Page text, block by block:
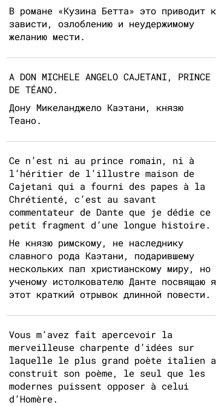
В романе «Кузина Бетта» это приводит к
зависти, озлоблению и неудержимому
желанию мести.
A DON MICHELE ANGELO CAJETANI, PRINCE
DE TÉANO.
Дону Микеланджело Каэтани, князю
Теано.
Ce n’est ni au prince romain, ni à
l’héritier de l’illustre maison de
Cajetani qui a fourni des papes à la
Chrétienté, c’est au savant
commentateur de Dante que je dédie ce
petit fragment d’une longue histoire.
Не князю римскому, не наследнику
славного рода Каэтани, подарившему
нескольких пап христианскому миру, но
ученому истолкователю Данте посвящаю я
этот краткий отрывок длинной повести.
Vous m’avez fait apercevoir la
merveilleuse charpente d’idées sur
laquelle le plus grand poète italien a
construit son poème, le seul que les
modernes puissent opposer à celui
d’Homère.